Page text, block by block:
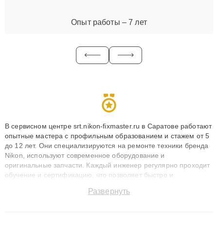
Опыт работы – 7 лет
В сервисном центре srt.nikon-fixmaster.ru в Саратове работают
опытные мастера с профильным образованием и стажем от 5
до 12 лет. Они специализируются на ремонте техники бренда
Nikon, используют современное оборудование и
оригинальные запчасти. Каждый инженер регулярно проходит
обучение и сертификацию, что позволяет быстро и
сохранением гарантии до 3 лет. Наши мастера решают
Развернуть